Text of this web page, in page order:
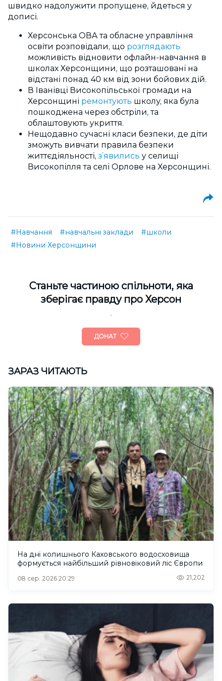
швидко надолужити пропущене, йдеться у
дописі.
Херсонська ОВА та обласне управління
освіти розповідали, що розглядають
можливість відновити офлайн-навчання в
школах Херсонщини, що розташовані на
відстані понад 40 км від зони бойових дій.
В Іванівці Високопільської громади на
Херсонщині ремонтують школу, яка була
пошкоджена через обстріли, та
облаштовують укриття.
Нещодавно сучасні класи безпеки, де діти
зможуть вивчати правила безпеки
життєдіяльності, з’явились у селищі
Високопілля та селі Орлове на Херсонщині.
#Навчання #навчальні заклади
#школи
#Новини Херсонщини
Cтаньте частиною спільноти, яка
зберігає правду про Херсон
ДОНАТ
ЗАРАЗ ЧИТАЮТЬ
На дні колишнього Каховського водосховища
формується найбільший рівновіковий ліс Європи
08 сер. 2026 20:29 21,202